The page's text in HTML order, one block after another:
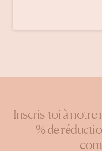
publiée
Inscris-toi à notre
% de